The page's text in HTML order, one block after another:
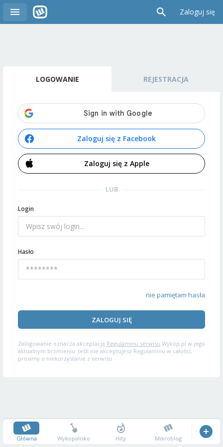
Zaloguj się
LOGOWANIE REJESTRACJA
Zaloguj się z Facebook
Zaloguj się z Apple
LUB
Login
Hasło
nie pamiętam hasła
ZALOGUJ SIĘ
Zalogowanie oznacza akceptację Regulaminu serwisu Wykop.pl w jego
aktualnym brzmieniu. Jeśli nie akceptujesz Regulaminu w całości,
prosimy o niekorzystanie z serwisu.
Główna Wykopalisko Hity Mikroblog